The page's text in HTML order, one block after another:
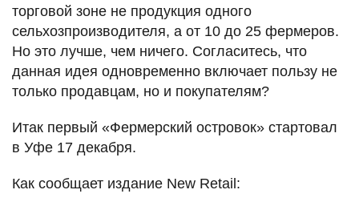
торговой зоне не продукция одного
сельхозпроизводителя, а от 10 до 25 фермеров.
Но это лучше, чем ничего. Согласитесь, что
данная идея одновременно включает пользу не
только продавцам, но и покупателям?
Итак первый «Фермерский островок» стартовал
в Уфе 17 декабря.
Как сообщает издание New Retail: